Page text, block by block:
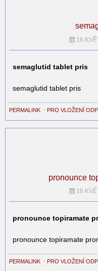
16
semaglutid tablet pris
semaglutid tablet pris
PERMALINK ⋅ PRO VLOŽENÍ
pronounce
16
pronounce topiramate
pronounce topiramate
PERMALINK ⋅ PRO VLOŽENÍ